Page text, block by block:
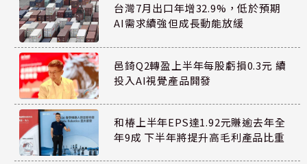
台灣7月出口年增32.9%，低於預期
AI需求續強但成長動能放緩
邑錡Q2轉盈上半年每股虧損0.3元 續
投入AI視覺產品開發
和椿上半年EPS達1.92元賺逾去年全
年9成 下半年將提升高毛利產品比重